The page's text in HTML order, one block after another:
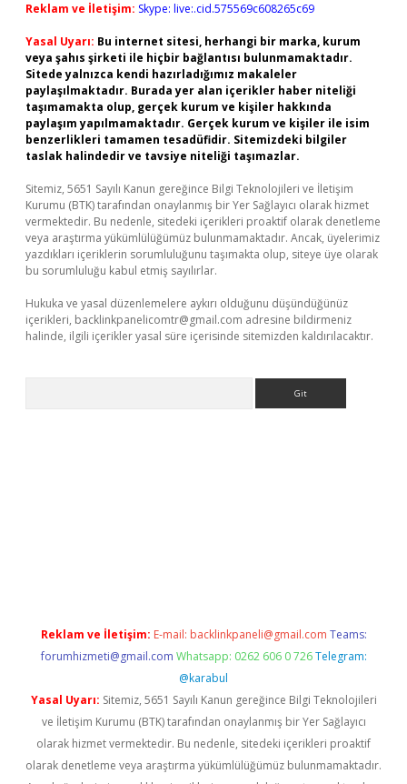
Reklam ve İletişim: Skype: live:.cid.575569c608265c69
Yasal Uyarı: Bu internet sitesi, herhangi bir marka, kurum
veya şahıs şirketi ile hiçbir bağlantısı bulunmamaktadır.
Sitede yalnızca kendi hazırladığımız makaleler
paylaşılmaktadır. Burada yer alan içerikler haber niteliği
taşımamakta olup, gerçek kurum ve kişiler hakkında
paylaşım yapılmamaktadır. Gerçek kurum ve kişiler ile isim
benzerlikleri tamamen tesadüfidir. Sitemizdeki bilgiler
taslak halindedir ve tavsiye niteliği taşımazlar.
Sitemiz, 5651 Sayılı Kanun gereğince Bilgi Teknolojileri ve İletişim
Kurumu (BTK) tarafından onaylanmış bir Yer Sağlayıcı olarak hizmet
vermektedir. Bu nedenle, sitedeki içerikleri proaktif olarak denetleme
veya araştırma yükümlülüğümüz bulunmamaktadır. Ancak, üyelerimiz
yazdıkları içeriklerin sorumluluğunu taşımakta olup, siteye üye olarak
bu sorumluluğu kabul etmiş sayılırlar.
Hukuka ve yasal düzenlemelere aykırı olduğunu düşündüğünüz
içerikleri, backlinkpanelicomtr@gmail.com adresine bildirmeniz
halinde, ilgili içerikler yasal süre içerisinde sitemizden kaldırılacaktır.
Reklam ve İletişim: E-mail: backlinkpaneli@gmail.com Teams:
forumhizmeti@gmail.com Whatsapp: 0262 606 0 726 Telegram:
@karabul
Yasal Uyarı: Sitemiz, 5651 Sayılı Kanun gereğince Bilgi Teknolojileri
ve İletişim Kurumu (BTK) tarafından onaylanmış bir Yer Sağlayıcı
olarak hizmet vermektedir. Bu nedenle, sitedeki içerikleri proaktif
olarak denetleme veya araştırma yükümlülüğümüz bulunmamaktadır.